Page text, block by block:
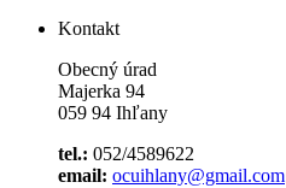
Kontakt
Obecný úrad
Majerka 94
059 94 Ihľany
tel.: 052/4589622
email: ocuihlany@gmail.com